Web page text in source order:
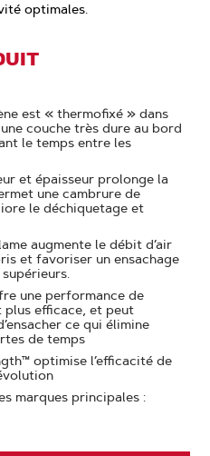
optimales.
est « thermofixé » dans
couche très dure au bord
le temps entre les
et épaisseur prolonge la
une cambrure de
le déchiquetage et
augmente le débit d’air
et favoriser un ensachage
une performance de
plus efficace, et peut
ce qui élimine
de temps
optimise l’efficacité de
marques principales :